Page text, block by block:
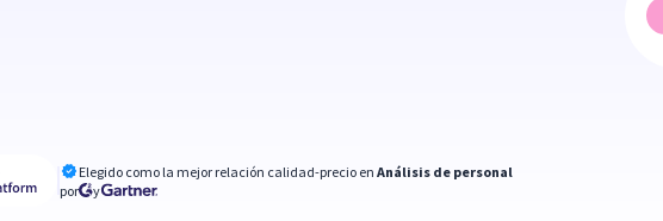
Elegido como la mejor relación calidad-precio enAnálisis de personal
por
y